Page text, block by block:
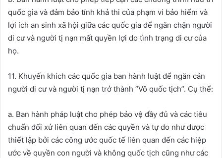
quốc gia và đảm bảo tính khả thi của phạm vi bảo hiểm và
lợi ích an sinh xã hội giữa các quốc gia để ngăn chặn người
di cư và người tị nạn mất quyền lợi do tình trạng di cư của
họ.
11. Khuyến khích các quốc gia ban hành luật để ngăn cản
người di cư và người tị nạn trở thành “Vô quốc tịch”. Cụ thể:
a. Ban hành pháp luật cho phép bảo vệ đầy đủ và các tiêu
chuẩn đối xử liên quan đến các quyền và tự do như được
thiết lập bởi các công ước quốc tế liên quan đến các hiệp
ước về quyền con người và không quốc tịch cũng như các